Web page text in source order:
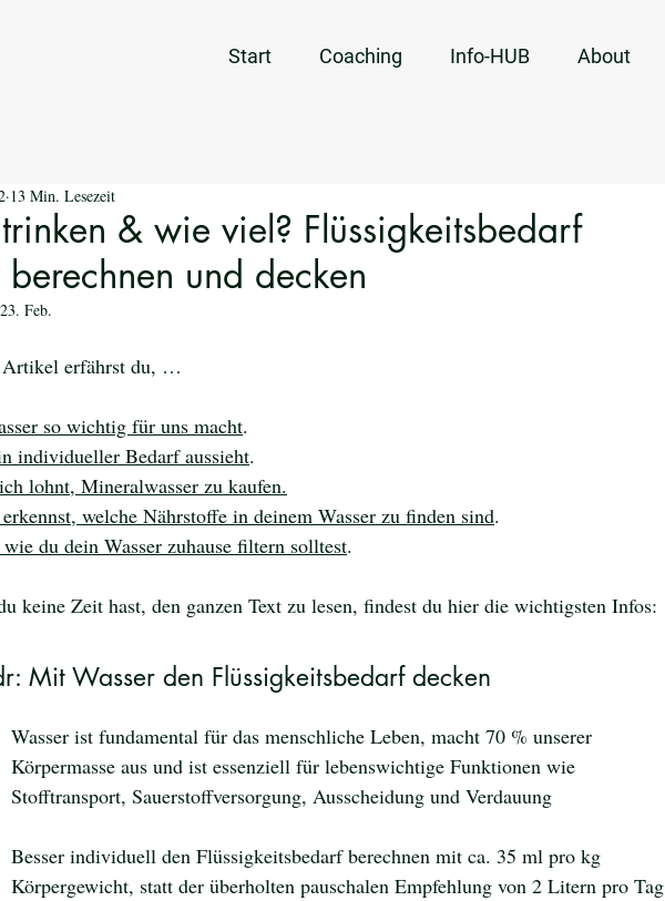
Start Coaching Info-HUB About
& wie viel? Flüssigkeitsbedarf
berechnen und decken
13 Min. Lesezeit
23. Feb.
Artikel erfährst du, …
so wichtig für uns macht.
individueller Bedarf aussieht.
lohnt, Mineralwasser zu kaufen.
welche Nährstoffe in deinem Wasser zu finden sind.
du dein Wasser zuhause filtern solltest.
keine Zeit hast, den ganzen Text zu lesen, findest du hier die wichtigsten Infos:
Mit Wasser den Flüssigkeitsbedarf decken
Wasser ist fundamental für das menschliche Leben, macht 70 % unserer
Körpermasse aus und ist essenziell für lebenswichtige Funktionen wie
Stofftransport, Sauerstoffversorgung, Ausscheidung und Verdauung
Besser individuell den Flüssigkeitsbedarf berechnen mit ca. 35 ml pro kg
Körpergewicht, statt der überholten pauschalen Empfehlung von 2 Litern pro Tag